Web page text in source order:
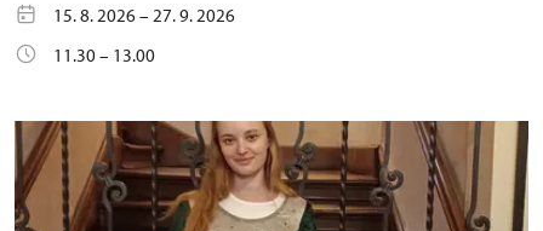
15. 8. 2026 – 27. 9. 2026
11.30 – 13.00